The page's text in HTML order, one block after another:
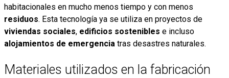
habitacionales en mucho menos tiempo y con menos
residuos. Esta tecnología ya se utiliza en proyectos de
viviendas sociales, edificios sostenibles e incluso
alojamientos de emergencia tras desastres naturales.
Materiales utilizados en la fabricación